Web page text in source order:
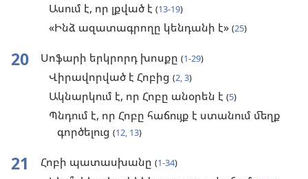
Ասում է, որ լքված է (13-19)
«Ինձ ազատագրողը կենդանի է» (25)
20 Սոֆարի երկրորդ խոսքը (1-29)
Վիրավորված է Հոբից (2, 3)
Ակնարկում է, որ Հոբը անօրեն է (5)
Պնդում է, որ Հոբը հաճույք է ստանում մեղք
գործելուց (12, 13)
21 Հոբի պատասխանը (1-34)